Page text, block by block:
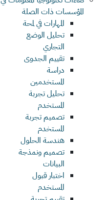
المؤسسات ذات الصلة
المهارات في لمحة
تحليل الوضع
التجاري
تقييم الجدوى
دراسة
المستخدمين
تحليل تجربة
المستخدم
تصميم تجربة
المستخدم
هندسة الحلول
تصميم ونمذجة
البيانات
اختبار قبول
المستخدم